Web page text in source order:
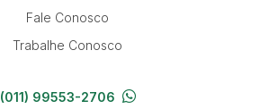
Fale Conosco
Trabalhe Conosco
(011) 99553-2706